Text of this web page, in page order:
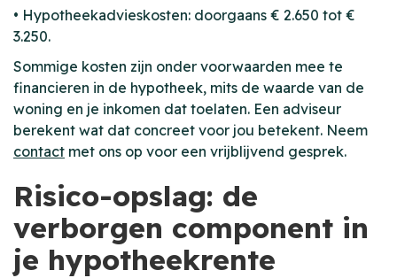
• Hypotheekadvieskosten: doorgaans € 2.650 tot €
3.250.
Sommige kosten zijn onder voorwaarden mee te
financieren in de hypotheek, mits de waarde van de
woning en je inkomen dat toelaten. Een adviseur
berekent wat dat concreet voor jou betekent. Neem
contact met ons op voor een vrijblijvend gesprek.
Risico-opslag: de
verborgen component in
je hypotheekrente